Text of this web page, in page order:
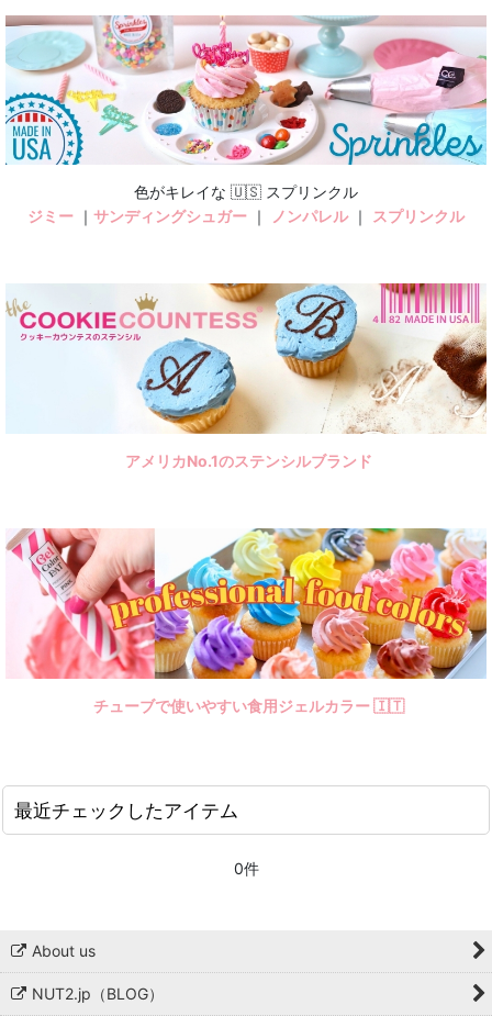
色がキレイな 🇺🇸 スプリンクル
ジミー ｜ サンディングシュガー ｜ ノンパレル｜ スプリンクル
アメリカNo.1のステンシルブランド
チューブで使いやすい食用ジェルカラー 🇮🇹
最近チェックしたアイテム
0件
About us
NUT2.jp（BLOG）